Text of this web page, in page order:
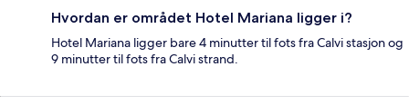
Hvordan er området Hotel Mariana ligger i?
Hotel Mariana ligger bare 4 minutter til fots fra Calvi stasjon og
9 minutter til fots fra Calvi strand.